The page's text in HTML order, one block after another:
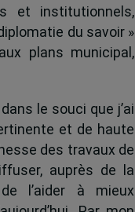
et institutionnels,
du savoir »
plans municipal,
le souci que j’ai
et de haute
des travaux de
auprès de la
l’aider à mieux